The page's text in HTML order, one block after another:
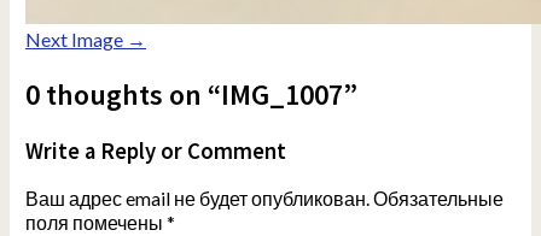
Next Image →
0 thoughts on “IMG_1007”
Write a Reply or Comment
Ваш адрес email не будет опубликован.Обязательные
поля помечены *